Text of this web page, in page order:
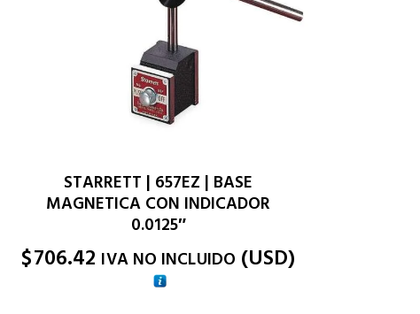
STARRETT | 657EZ | BASE
MAGNETICA CON INDICADOR
0.0125″
$706.42 IVA NO INCLUIDO (USD)